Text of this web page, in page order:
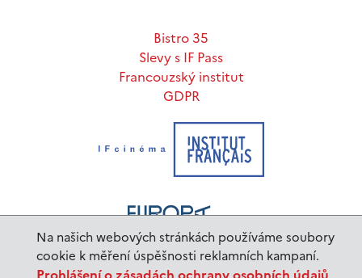
Na našich webových stránkách používáme soubory
cookie k měření úspěšnosti reklamních kampaní.
Bistro 35
Slevy s IF Pass
Francouzský institut
GDPR